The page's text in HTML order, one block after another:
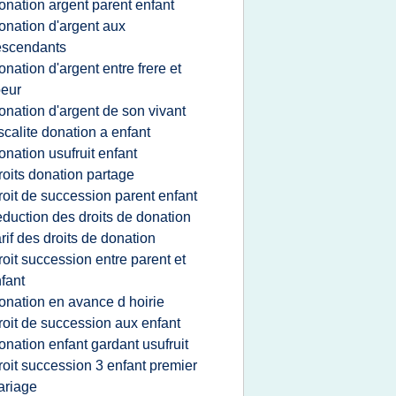
argent parent enfant
d'argent aux
d'argent entre frere et
d'argent de son vivant
donation a enfant
usufruit enfant
donation partage
de succession parent enfant
des droits de donation
des droits de donation
succession entre parent et
en avance d hoirie
de succession aux enfant
enfant gardant usufruit
succession 3 enfant premier